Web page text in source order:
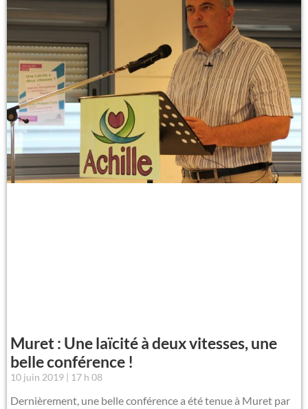
Muret : Une laïcité à deux vitesses, une
belle conférence !
10 juin 2019 17 h 08
Dernièrement, une belle conférence a été tenue à Muret par